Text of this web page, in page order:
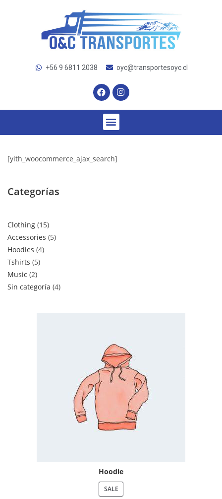
+56 9 6811 2038 oyc@transportesoyc.cl
[yith_woocommerce_ajax_search]
Categorías
Clothing 15
Accessories 5
Hoodies 4
Tshirts 5
Music 2
Sin categoría 4
Hoodie
SALE